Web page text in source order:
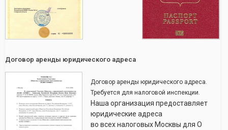
Договор аренды юридического адреса
Договор аренды юридического адреса.
Требуется для налоговой инспекции.
Наша организация предоставляет
юридические адреса
во всех налоговых Москвы для О